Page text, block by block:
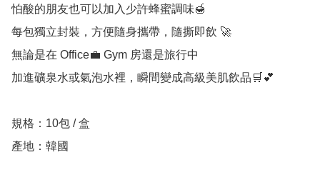
怕酸的朋友也可以加入少許蜂蜜調味🍯
每包獨立封裝，方便隨身攜帶，隨撕即飲 🚀
無論是在 Office💼 Gym 房還是旅行中
加進礦泉水或氣泡水裡，瞬間變成高級美肌飲品🛒💕
規格：10包 / 盒
產地：韓國